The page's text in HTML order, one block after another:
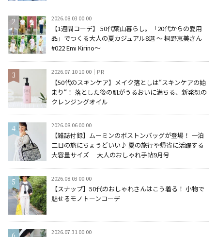
2026.08.03 00:00
【1週間コーデ】 50代葉山暮らし。「20代からの愛用
品」でつくる大人の夏カジュアル8選 ～ 桐野恵美さん
#022 Emi Kirino～
2026.07.10 10:00 PR
【50代のスキンケア】メイク落としは“スキンケアの始
まり“！ 落とした後の肌がうるおいに満ちる、新発想の
クレンジングオイル
2026.08.06 00:00
【雑誌付録】ムーミンのボストンバッグが登場！ 一泊
二日の旅にちょうどいい♪ 夏の旅行や帰省に活躍する
大容量サイズ 大人のおしゃれ手帖9月号
2026.08.03 00:00
【スナップ】50代のおしゃれさんはこう着る！ 小物で
魅せるモノトーンコーデ
2026.07.31 00:00